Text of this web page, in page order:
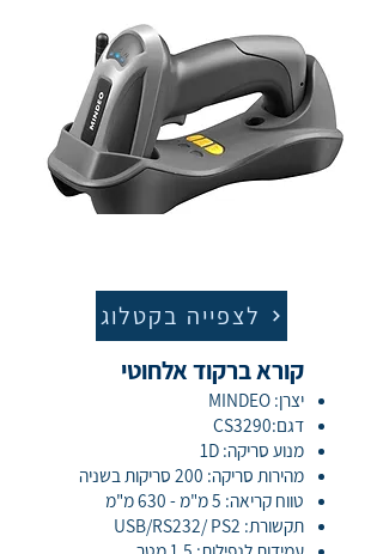
לצפייה בקטלוג
קורא ברקוד אלחוטי
יצרן: MINDEO
דגם:CS3290
מנוע סריקה: 1D
מהירות סריקה: 200 סריקות בשניה
טווח קריאה: 5 מ"מ - 630 מ"מ
תקשורת: USB/RS232/ PS2